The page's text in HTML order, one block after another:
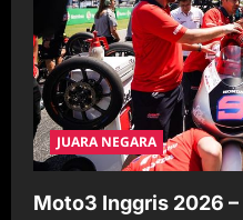
n
JUARA NEGARA
Moto3 Inggris 2026 –